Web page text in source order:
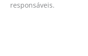
responsáveis.